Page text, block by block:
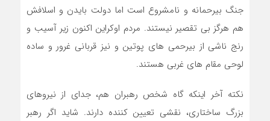
جنگ بیرحمانه و نامشروع است اما دولت بایدن و اسلافش
هم هرگز بی تقصیر نیستند. مردم اوکراین اکنون زیر آسیب و
رنج ناشی از بیرحمی های پوتین و نیز قربانی غرور و ساده
لوحی مقام های غربی هستند.
نکته آخر اینکه گاه شخص رهبران هم، جدای از نیروهای
بزرگ ساختاری، نقشی تعیین کننده دارند. شاید اگر رهبر